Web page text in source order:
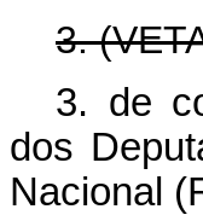
3.
3. de
dos
Nacional